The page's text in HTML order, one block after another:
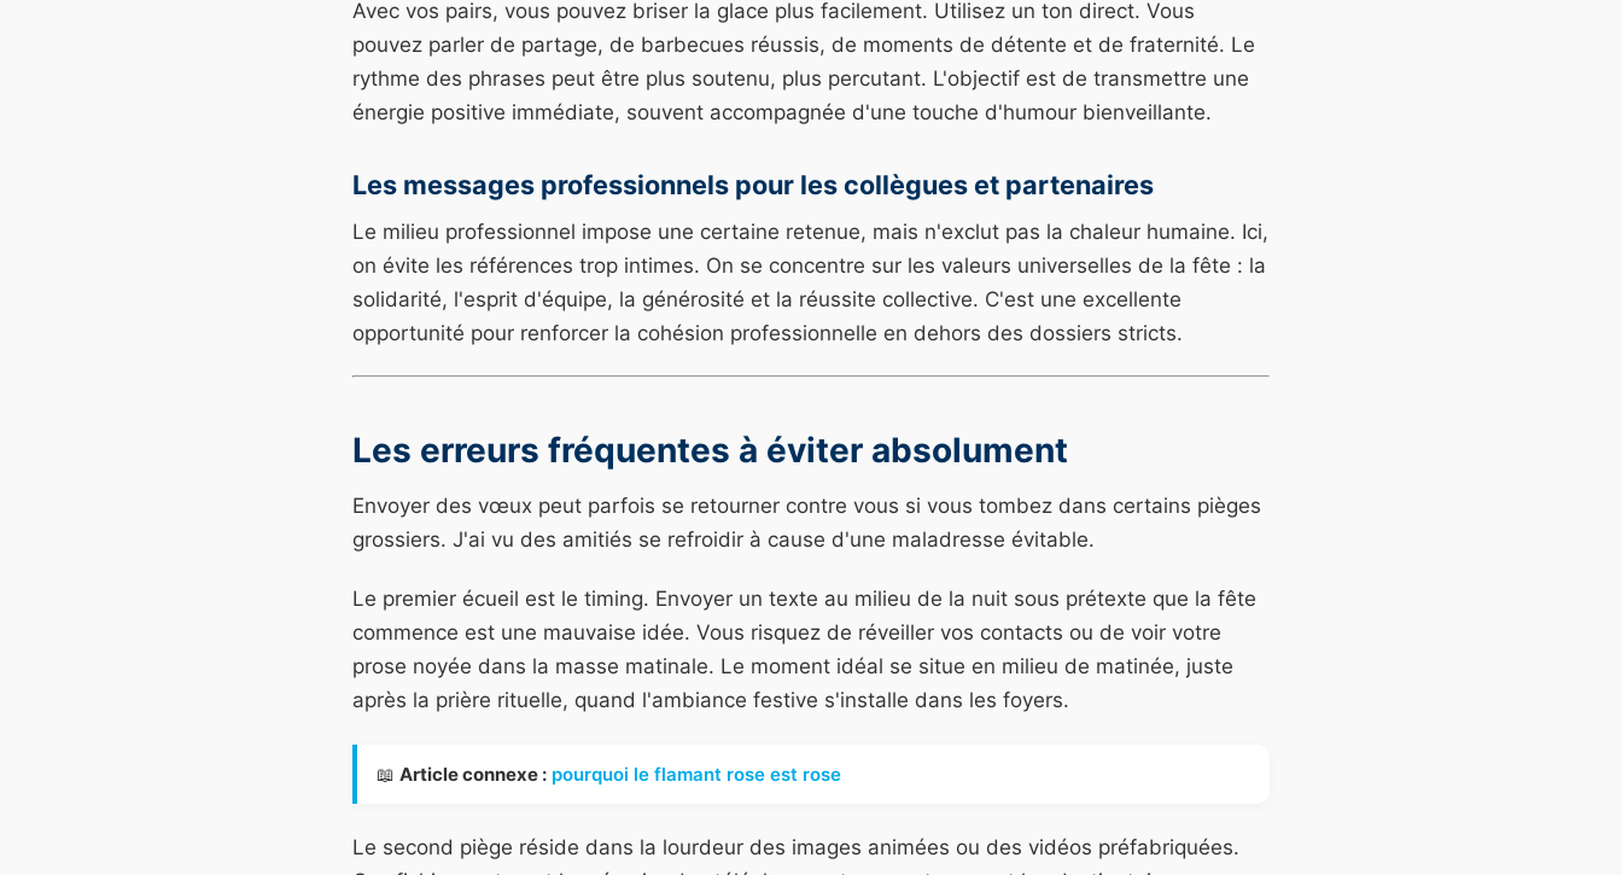
Avec vos pairs, vous pouvez briser la glace plus facilement. Utilisez un ton direct. Vous
pouvez parler de partage, de barbecues réussis, de moments de détente et de fraternité. Le
rythme des phrases peut être plus soutenu, plus percutant. L'objectif est de transmettre une
énergie positive immédiate, souvent accompagnée d'une touche d'humour bienveillante.
Les messages professionnels pour les collègues et partenaires
Le milieu professionnel impose une certaine retenue, mais n'exclut pas la chaleur humaine. Ici,
on évite les références trop intimes. On se concentre sur les valeurs universelles de la fête : la
solidarité, l'esprit d'équipe, la générosité et la réussite collective. C'est une excellente
opportunité pour renforcer la cohésion professionnelle en dehors des dossiers stricts.
Les erreurs fréquentes à éviter absolument
Envoyer des vœux peut parfois se retourner contre vous si vous tombez dans certains pièges
grossiers. J'ai vu des amitiés se refroidir à cause d'une maladresse évitable.
Le premier écueil est le timing. Envoyer un texte au milieu de la nuit sous prétexte que la fête
commence est une mauvaise idée. Vous risquez de réveiller vos contacts ou de voir votre
prose noyée dans la masse matinale. Le moment idéal se situe en milieu de matinée, juste
après la prière rituelle, quand l'ambiance festive s'installe dans les foyers.
📖 Article connexe : pourquoi le flamant rose est rose
Le second piège réside dans la lourdeur des images animées ou des vidéos préfabriquées.